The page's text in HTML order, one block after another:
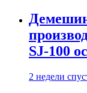
SJ-100
2 недели